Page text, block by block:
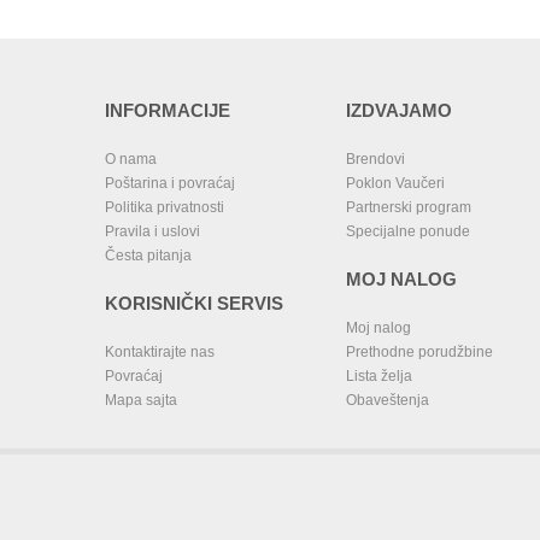
INFORMACIJE
O nama
Poštarina i povraćaj
Politika privatnosti
Pravila i uslovi
Česta pitanja
KORISNIČKI SERVIS
Kontaktirajte nas
Povraćaj
Mapa sajta
IZDVAJAMO
Brendovi
Poklon Vaučeri
Partnerski program
Specijalne ponude
MOJ NALOG
Moj nalog
Prethodne porudžbine
Lista želja
Obaveštenja